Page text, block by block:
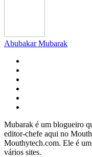
Abubakar Mubarak
Mubarak é um blogueiro
editor-chefe aqui no
Mouthytech.com. Ele é
vários sites.